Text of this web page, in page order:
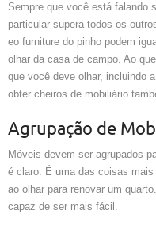
Sempre que você está falando
particular supera todos os
eo furniture do pinho podem
olhar da casa de campo. Ao
que você deve olhar, incluindo
obter cheiros de mobiliário
Agrupação de
Móveis devem ser agrupados
é claro. É uma das coisas
ao olhar para renovar um
capaz de ser mais fácil.